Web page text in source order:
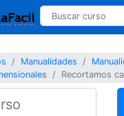
Manualidades
Recortamos